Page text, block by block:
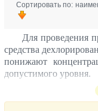
Сортировать по:
Для проведения
средства
понижают
допустимого уровня.